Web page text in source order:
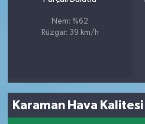
Nem: %62
Rüzgar: 39 km/h
Karaman Hava Kalitesi